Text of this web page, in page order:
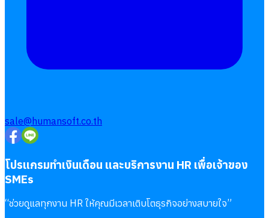
sale@humansoft.co.th
โปรแกรมทำเงินเดือน และบริการงาน HR เพื่อเจ้าของ
SMEs
“ช่วยดูแลทุกงาน HR ให้คุณมีเวลาเติบโตธุรกิจอย่างสบายใจ”